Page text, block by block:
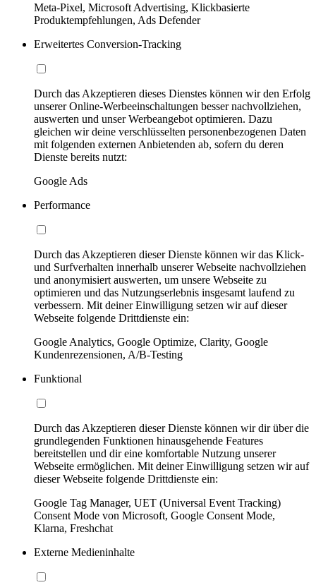
Meta-Pixel, Microsoft Advertising, Klickbasierte
Produktempfehlungen, Ads Defender
Erweitertes Conversion-Tracking
Durch das Akzeptieren dieses Dienstes können wir den Erfolg
unserer Online-Werbeeinschaltungen besser nachvollziehen,
auswerten und unser Werbeangebot optimieren. Dazu
gleichen wir deine verschlüsselten personenbezogenen Daten
mit folgenden externen Anbietenden ab, sofern du deren
Dienste bereits nutzt:
Google Ads
Performance
Durch das Akzeptieren dieser Dienste können wir das Klick-
und Surfverhalten innerhalb unserer Webseite nachvollziehen
und anonymisiert auswerten, um unsere Webseite zu
optimieren und das Nutzungserlebnis insgesamt laufend zu
verbessern. Mit deiner Einwilligung setzen wir auf dieser
Webseite folgende Drittdienste ein:
Google Analytics, Google Optimize, Clarity, Google
Kundenrezensionen, A/B-Testing
Funktional
Durch das Akzeptieren dieser Dienste können wir dir über die
grundlegenden Funktionen hinausgehende Features
bereitstellen und dir eine komfortable Nutzung unserer
Webseite ermöglichen. Mit deiner Einwilligung setzen wir auf
dieser Webseite folgende Drittdienste ein:
Google Tag Manager, UET (Universal Event Tracking)
Consent Mode von Microsoft, Google Consent Mode,
Klarna, Freshchat
Externe Medieninhalte